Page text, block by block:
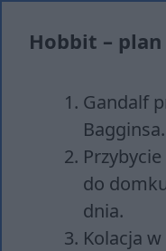
Hobbit –
Gandalf
Bagginsa.
do
dnia.
Kolacja